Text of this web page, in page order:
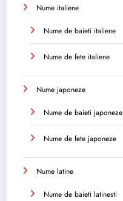
Nume italiene
Nume de baieti italiene
Nume de fete italiene
Nume japoneze
Nume de baieti japoneze
Nume de fete japoneze
Nume latine
Nume de baieti latinesti